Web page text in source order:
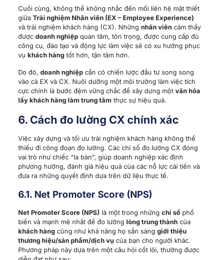
lấy khách hàng làm trung tâm thực sự hiệu quả.
6. Cách đo lường CX chính xác
Việc xây dựng và tối ưu trải nghiệm khách hàng không thể
thiếu đi công đoạn đo lường. Các chỉ số đo lường CX đóng
vai trò như chiếc “la bàn”, giúp doanh nghiệp xác định
phương hướng, đánh giá hiệu quả của các nỗ lực cải tiến và
đưa ra những quyết định dựa trên dữ liệu thực tế.
6.1.Net Promoter Score (NPS)
Net Promoter Score (NPS)là một trong nhữngchỉ số
biến và mạnh mẽ nhất để đo lường lòng trung thành
khách hàngcũng như khả năng họ sẵn sànggiới thiệu
thương hiệu/sản phẩm/dịch vụcủa bạn cho người khác.
Phương pháp này dựa trên một câu hỏi cốt lõi, thường được
diễn đạt như sau:
“Trên thang điểm từ 0 đến 10, bạn sẵn sàng giới thiệu [Tên
Công ty/Sản phẩm/Dịch vụ] cho bạn bè hoặc đồng nghiệp ở
mức độ nào?”
Dựa trên câu trả lời,khách hàngđược phân thành ba nhóm:
Promoters (Người ủng hộ):Điểm 9-10. Đây là những
khách hàng trung thành, nhiệt tình, có khả năng cao sẽ
tiếp tục mua hàng và tích cực giới thiệuthương hiệu